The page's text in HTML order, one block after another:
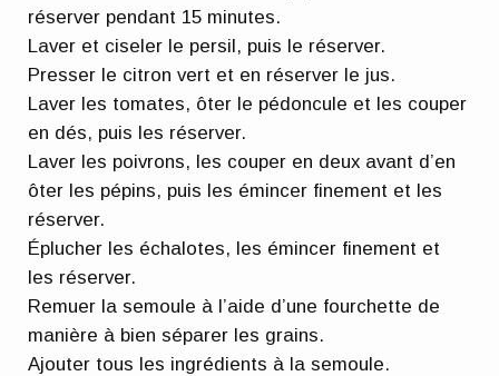
réserver pendant 15 minutes.
Laver et ciseler le persil, puis le réserver.
Presser le citron vert et en réserver le jus.
Laver les tomates, ôter le pédoncule et les couper
en dés, puis les réserver.
Laver les poivrons, les couper en deux avant d’en
ôter les pépins, puis les émincer finement et les
réserver.
Éplucher les échalotes, les émincer finement et
les réserver.
Remuer la semoule à l’aide d’une fourchette de
manière à bien séparer les grains.
Ajouter tous les ingrédients à la semoule.